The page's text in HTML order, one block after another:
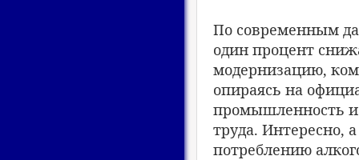
По современным
один процент
модернизацию,
опираясь на
промышленность и
труда. Интересно,
потреблению